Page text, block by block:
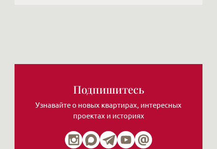
Подпишитесь
Узнавайте о новых квартирах, интересных
проектах и историях